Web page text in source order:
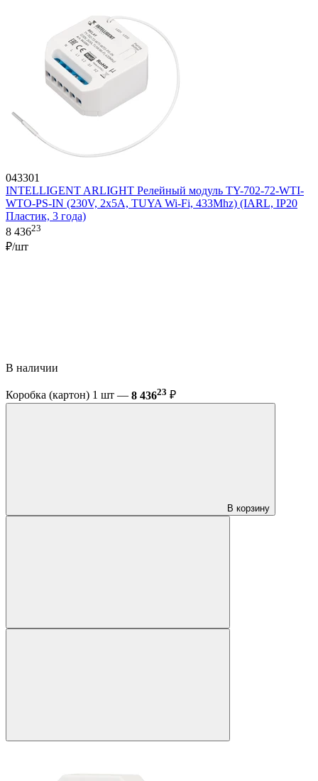
043301
INTELLIGENT ARLIGHT Релейный модуль TY-702-72-WTI-
WTO-PS-IN (230V, 2x5A, TUYA Wi-Fi, 433Mhz) (IARL, IP20
Пластик, 3 года)
8 43623
₽/шт
В наличии
Коробка (картон) 1 шт — 8 43623 ₽
В корзину